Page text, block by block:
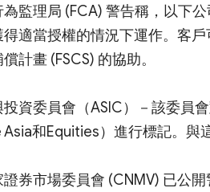
監理局 (FCA) 警告稱，以下
適當授權的情況下運作。客
計畫 (FSCS) 的協助。
資委員會（ASIC）－該委員
Asia和Equities）進行標記。與
券市場委員會 (CNMV) 已公